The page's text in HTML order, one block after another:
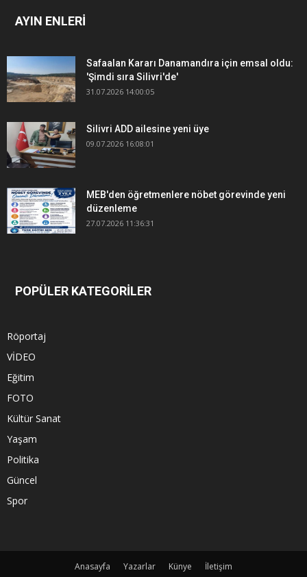
AYIN ENLERİ
Safaalan Kararı Danamandıra için emsal oldu:
'Şimdi sıra Silivri'de'
31.07.2026 14:00:05
Silivri ADD ailesine yeni üye
09.07.2026 16:08:01
MEB'den öğretmenlere nöbet görevinde yeni
düzenleme
27.07.2026 11:36:31
POPÜLER KATEGORİLER
Röportaj
VİDEO
Eğitim
FOTO
Kültür Sanat
Yaşam
Politika
Güncel
Spor
Anasayfa Yazarlar Künye
İletişim